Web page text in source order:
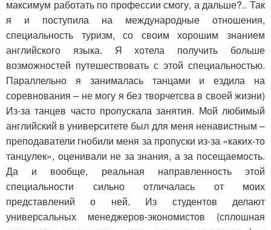
максимум работать по профессии смогу, а дальше?.. Так
я и поступила на международные отношения,
специальность туризм, со своим хорошим знанием
английского языка. Я хотела получить больше
возможностей путешествовать с этой специальностью.
Параллельно я занималась танцами и ездила на
соревнования – не могу я без творчетсва в своей жизни)
Из-за танцев часто пропускала занятия. Мой любимый
английский в университете был для меня ненавистным –
преподаватели гнобили меня за пропуски из-за «каких-то
танцулек», оценивали не за знания, а за посещаемость.
Да и вообще, реальная направленность этой
специальности сильно отличалась от моих
представлений о ней. Из студентов делают
универсальных менеджеров-экономистов (сплошная